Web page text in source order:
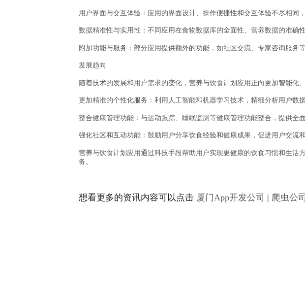
用户界面与交互体验：应用的界面设计、操作便捷性和交互体验不尽相同
数据精准性与实用性：不同应用在食物数据库的全面性、营养数据的准确
附加功能与服务：部分应用提供额外的功能，如社区交流、专家咨询服务
发展趋向
随着技术的发展和用户需求的变化，营养与饮食计划应用正向更加智能化
更加精准的个性化服务：利用人工智能和机器学习技术，精细分析用户数
整合健康管理功能：与运动跟踪、睡眠监测等健康管理功能整合，提供全
强化社区和互动功能：鼓励用户分享饮食经验和健康成果，促进用户交流
营养与饮食计划应用通过科技手段帮助用户实现更健康的饮食习惯和生
务。
想看更多的资讯内容可以点击 厦门App开发公司 | 爬虫公司